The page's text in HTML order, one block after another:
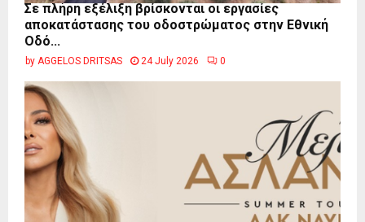
Σε πλήρη εξέλιξη βρίσκονται οι εργασίες
αποκατάστασης του οδοστρώματος στην Εθνική
Οδό...
by AGGELOS DRITSAS 24 July 2026 0